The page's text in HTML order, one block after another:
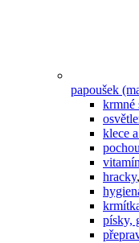
papoušek
krmné
klece
hracky,
písky,